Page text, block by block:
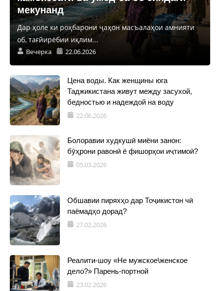
мекунанд
Дар ҳоле ки роҳбарони ҷаҳон масъалаҳои амнияти
об, тағйирёбии иқлим...
Вечерка 22.06.2026
Цена воды. Как женщины юга
Таджикистана живут между засухой,
бедностью и надеждой на воду
22.06.2026
Болоравии худкушӣ миёни занон:
бӯҳрони равонӣ ё фишорҳои иҷтимоӣ?
05.03.2026
Обшавии пиряхҳо дар Тоҷикистон чӣ
паёмадҳо дорад?
27.02.2026
Реалити-шоу «Не мужское\женское
дело?» Парень-портной
23.02.2026